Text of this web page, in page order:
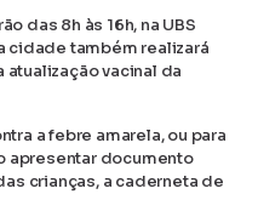
das 8h às 16h, na UBS
cidade também realizará
atualização vacinal da
a febre amarela, ou para
apresentar documento
crianças, a caderneta de